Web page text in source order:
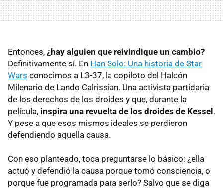
Entonces, ¿hay alguien que reivindique un cambio?
Definitivamente sí. En Han Solo: Una historia de Star
Wars conocimos a L3-37, la copiloto del Halcón
Milenario de Lando Calrissian. Una activista partidaria
de los derechos de los droides y que, durante la
película, inspira una revuelta de los droides de Kessel.
Y pese a que esos mismos ideales se perdieron
defendiendo aquella causa.
Con eso planteado, toca preguntarse lo básico: ¿ella
actuó y defendió la causa porque tomó consciencia, o
porque fue programada para serlo? Salvo que se diga